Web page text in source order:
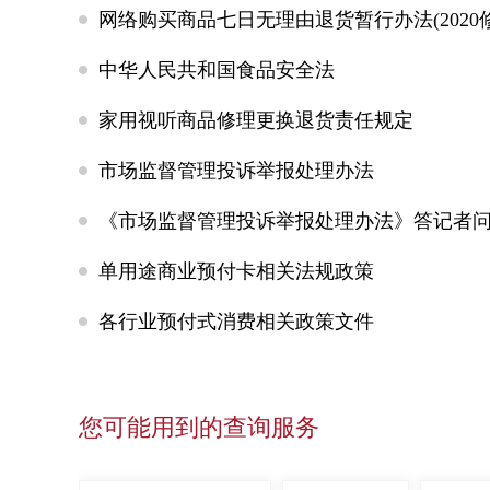
网络购买商品七日无理由退货暂行办法(2020
中华人民共和国食品安全法
家用视听商品修理更换退货责任规定
市场监督管理投诉举报处理办法
《市场监督管理投诉举报处理办法》答记者问
单用途商业预付卡相关法规政策
各行业预付式消费相关政策文件
您可能用到的查询服务